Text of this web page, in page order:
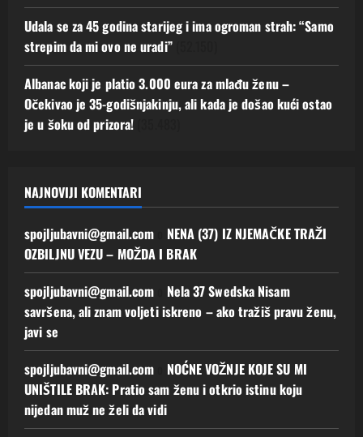
Udala se za 45 godina starijeg i ima ogroman strah: “Samo
strepim da mi ovo ne uradi”
Albanac koji je platio 3.000 eura za mlađu ženu –
Očekivao je 35-godišnjakinju, ali kada je došao kući ostao
je u šoku od prizora!
NAJNOVIJI KOMENTARI
spojljubavni@gmail.com
NENA (37) IZ NJEMAČKE TRAŽI
OZBILJNU VEZU – MOŽDA I BRAK
spojljubavni@gmail.com
Nela 37 Swedska Nisam
savršena, ali znam voljeti iskreno – ako tražiš pravu ženu,
javi se
spojljubavni@gmail.com
NOĆNE VOŽNJE KOJE SU MI
UNIŠTILE BRAK: Pratio sam ženu i otkrio istinu koju
nijedan muž ne želi da vidi